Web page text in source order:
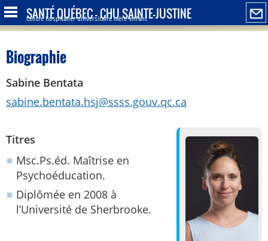
SANTÉ QUÉBEC - CHU SAINTE-JUSTINE
Centre hospitalier universitaire mère-enfant
Biographie
Sabine Bentata
sabine.bentata.hsj@ssss.gouv.qc.ca
Titres
Msc.Ps.éd. Maîtrise en
Psychoéducation.
Diplômée en 2008 à
l’Université de Sherbrooke.